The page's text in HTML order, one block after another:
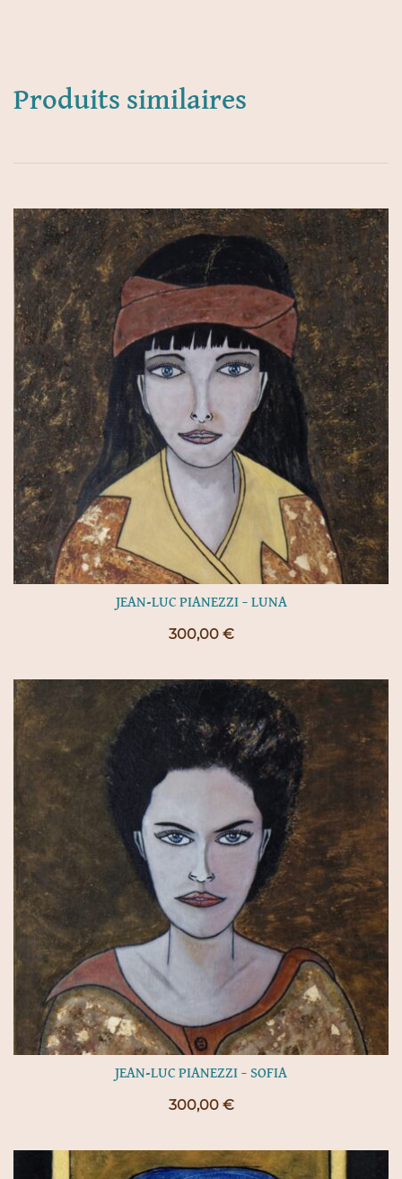
Produits similaires
JEAN-LUC PIANEZZI – LUNA
300,00 €
JEAN-LUC PIANEZZI – SOFIA
300,00 €